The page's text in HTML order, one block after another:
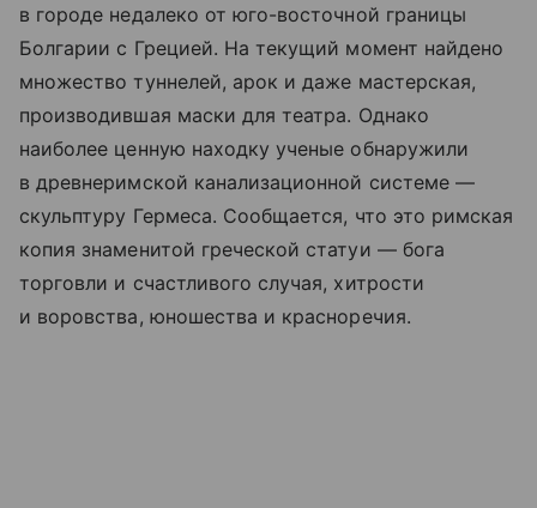
в городе недалеко от юго-восточной границы
Болгарии с Грецией. На текущий момент найдено
множество туннелей, арок и даже мастерская,
производившая маски для театра. Однако
наиболее ценную находку ученые обнаружили
в древнеримской канализационной системе —
скульптуру Гермеса. Сообщается, что это римская
копия знаменитой греческой статуи — бога
торговли и счастливого случая, хитрости
и воровства, юношества и красноречия.